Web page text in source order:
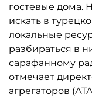
гостевые дома.
искать в
локальные
разбираться в
сарафанному
отмечает
агрегаторов